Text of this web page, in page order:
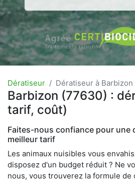
Dératiseur Dératiseur à
Barbizon (77630) :
tarif, coût)
Faites-nous confiance pour une
meilleur tarif
Les animaux nuisibles vous
disposez d'un budget réduit ? Ne
nous, vous trouverez la formule de